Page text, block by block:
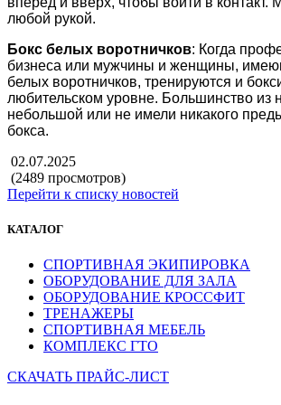
любой рукой.
Бокс белых воротничков: Когда
бизнеса или мужчины и женщины,
белых воротничков, тренируются и
любительском уровне. Большинство из
небольшой или не имели никакого
бокса.
02.07.2025
(2489 просмотров)
Перейти к списку новостей
КАТАЛОГ
СПОРТИВНАЯ ЭКИПИРОВКА
ОБОРУДОВАНИЕ ДЛЯ ЗАЛА
ОБОРУДОВАНИЕ КРОССФИТ
ТРЕНАЖЕРЫ
СПОРТИВНАЯ МЕБЕЛЬ
КОМПЛЕКС ГТО
СКАЧАТЬ ПРАЙС-ЛИСТ